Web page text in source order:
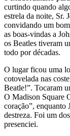
curtindo quando
estrela da noite, Sr.
convidando um
as boas-vindas a
os Beatles tiveram
todo por décadas.
O lugar ficou uma
cotovelada nas
Beatle!”. Tocaram
O Madison Square
coração”,
destreza. Foi um
presenciei.